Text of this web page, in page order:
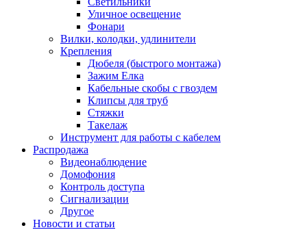
Уличное освещение
Фонари
Вилки, колодки, удлинители
Крепления
Дюбеля (быстрого монтажа)
Зажим Елка
Кабельные скобы с гвоздем
Клипсы для труб
Стяжки
Такелаж
Инструмент для работы с кабелем
Распродажа
Видеонаблюдение
Домофония
Контроль доступа
Сигнализации
Другое
Новости и статьи